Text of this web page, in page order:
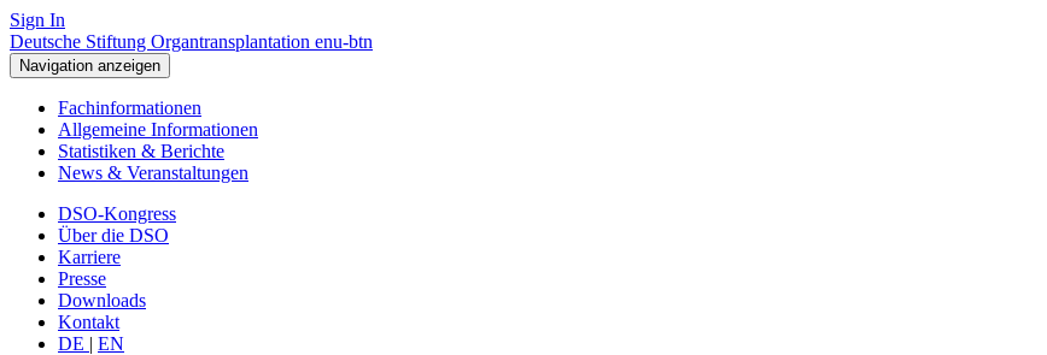
Sign In
Deutsche Stiftung Organtransplantation enu-btn
Navigation anzeigen
Fachinformationen
Allgemeine Informationen
Statistiken & Berichte
News & Veranstaltungen
DSO-Kongress
Über die DSO
Karriere
Presse
Downloads
Kontakt
DE | EN